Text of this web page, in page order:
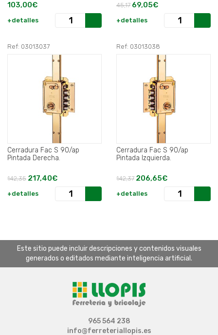
103,00€
+detalles
45,17 69,05€
+detalles
Ref: 03013037
Cerradura Fac S 90/ap
Pintada Derecha.
142,35 217,40€
+detalles
Ref: 03013038
Cerradura Fac S 90/ap
Pintada Izquierda.
142,37 206,65€
+detalles
Este sitio puede incluir descripciones y contenidos visuales
generados o editados mediante inteligencia artificial.
965 564 238
info@ferreteriallopis.es